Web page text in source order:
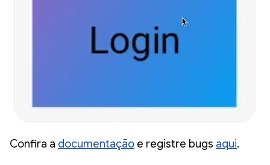
Confira a documentação e registre bugs aqui.